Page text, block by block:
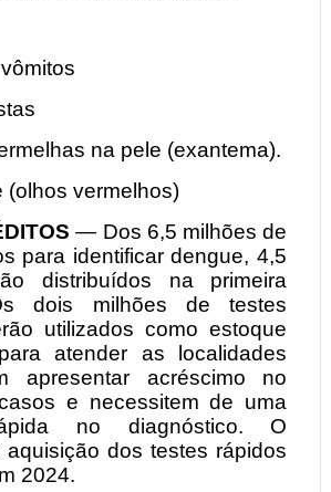
na pele (exantema).
(olhos vermelhos)
— Dos 6,5 milhões de
para identificar dengue, 4,5
distribuídos na primeira
dois milhões de testes
utilizados como estoque
atender as localidades
apresentar acréscimo no
e necessitem de uma
no diagnóstico. O
aquisição dos testes rápidos
2024.